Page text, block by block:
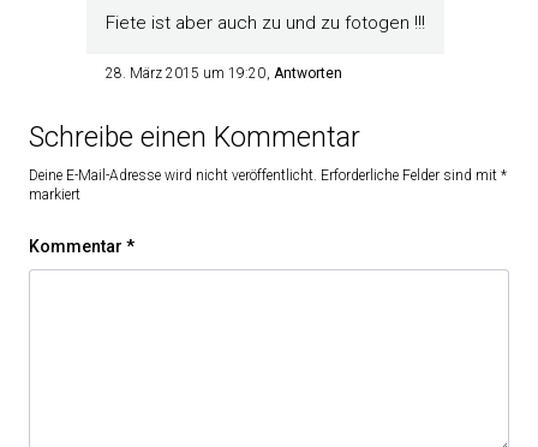
Fiete ist aber auch zu und zu fotogen !!!
28. März 2015 um 19:20 Antworten
Schreibe einen Kommentar
Deine E-Mail-Adresse wird nicht veröffentlicht. Erforderliche Felder sind mit *
markiert
Kommentar *